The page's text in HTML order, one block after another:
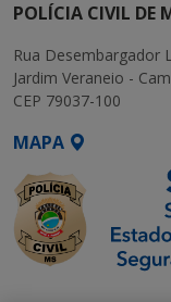
POLÍCIA CIVIL DE
Rua Desembargador
Jardim Veraneio -
CEP 79037-100
MAPA